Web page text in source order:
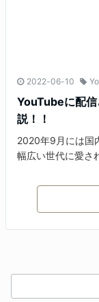
2022-06-10
YouTubeに配
説！！
2020年9月には国
幅広い世代に愛さ